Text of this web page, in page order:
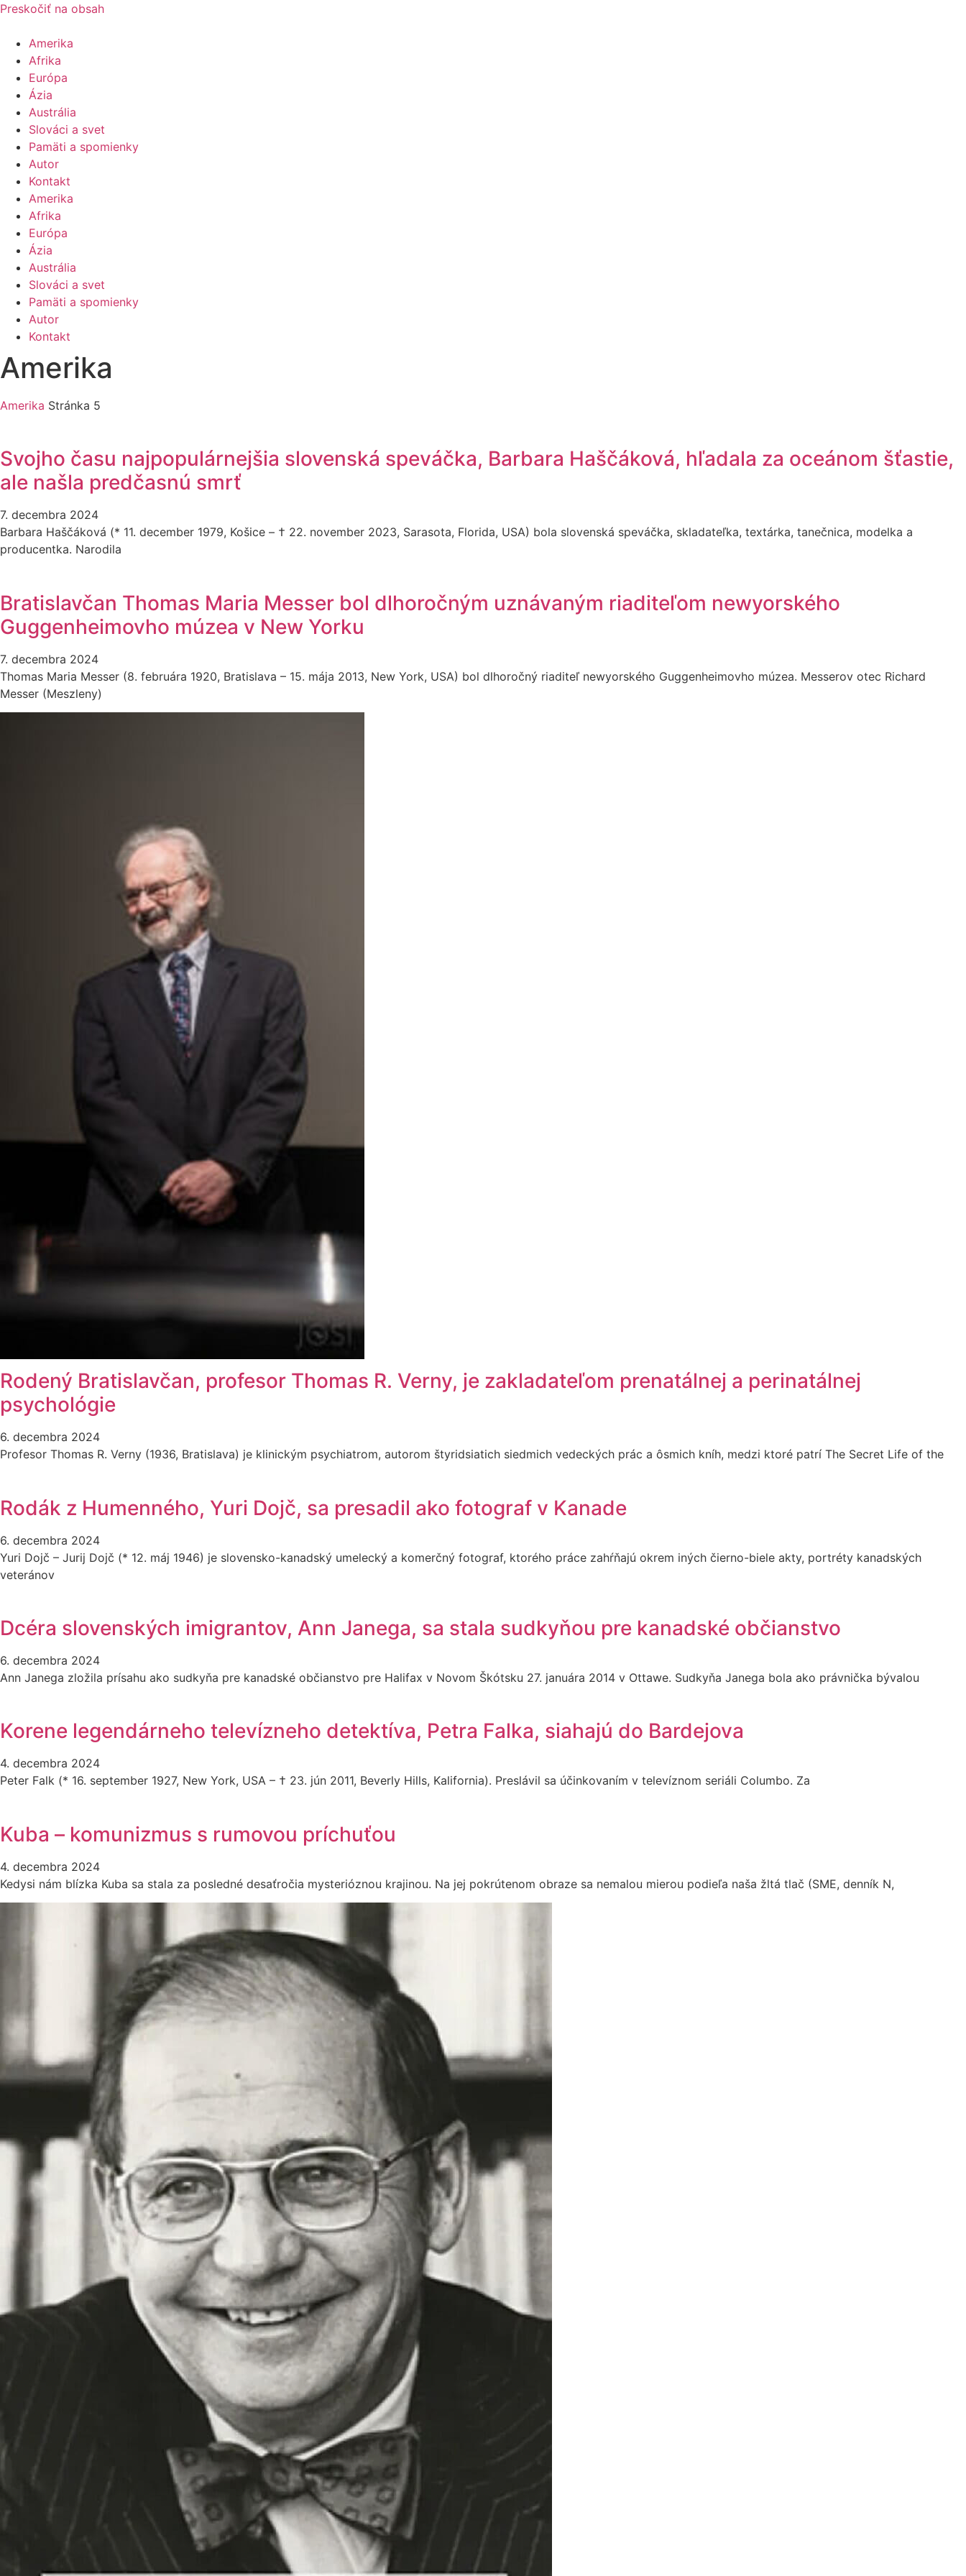
Preskočiť na obsah
Amerika
Afrika
Európa
Ázia
Austrália
Slováci a svet
Pamäti a spomienky
Autor
Kontakt
Amerika
Afrika
Európa
Ázia
Austrália
Slováci a svet
Pamäti a spomienky
Autor
Kontakt
Amerika
Amerika Stránka 5
Svojho času najpopulárnejšia slovenská speváčka, Barbara Haščáková, hľadala za oceánom šťastie,
ale našla predčasnú smrť
7. decembra 2024
Barbara Haščáková (* 11. december 1979, Košice – † 22. november 2023, Sarasota, Florida, USA) bola slovenská speváčka, skladateľka, textárka, tanečnica, modelka a
producentka. Narodila
Bratislavčan Thomas Maria Messer bol dlhoročným uznávaným riaditeľom newyorského
Guggenheimovho múzea v New Yorku
7. decembra 2024
Thomas Maria Messer (8. februára 1920, Bratislava – 15. mája 2013, New York, USA) bol dlhoročný riaditeľ newyorského Guggenheimovho múzea. Messerov otec Richard
Messer (Meszleny)
Rodený Bratislavčan, profesor Thomas R. Verny, je zakladateľom prenatálnej a perinatálnej
psychológie
6. decembra 2024
Profesor Thomas R. Verny (1936, Bratislava) je klinickým psychiatrom, autorom štyridsiatich siedmich vedeckých prác a ôsmich kníh, medzi ktoré patrí The Secret Life of the
Rodák z Humenného, Yuri Dojč, sa presadil ako fotograf v Kanade
6. decembra 2024
Yuri Dojč – Jurij Dojč (* 12. máj 1946) je slovensko-kanadský umelecký a komerčný fotograf, ktorého práce zahŕňajú okrem iných čierno-biele akty, portréty kanadských
veteránov
Dcéra slovenských imigrantov, Ann Janega, sa stala sudkyňou pre kanadské občianstvo
6. decembra 2024
Ann Janega zložila prísahu ako sudkyňa pre kanadské občianstvo pre Halifax v Novom Škótsku 27. januára 2014 v Ottawe. Sudkyňa Janega bola ako právnička bývalou
Korene legendárneho televízneho detektíva, Petra Falka, siahajú do Bardejova
4. decembra 2024
Peter Falk (* 16. september 1927, New York, USA – † 23. jún 2011, Beverly Hills, Kalifornia). Preslávil sa účinkovaním v televíznom seriáli Columbo. Za
Kuba – komunizmus s rumovou príchuťou
4. decembra 2024
Kedysi nám blízka Kuba sa stala za posledné desaťročia mysterióznou krajinou. Na jej pokrútenom obraze sa nemalou mierou podieľa naša žltá tlač (SME, denník N,